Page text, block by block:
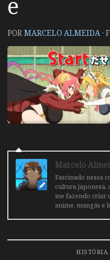
PORMARCELO ALMEIDA ·
Marcelo
Fascinado nessa
cultura japonesa,
me fazendo criar
anime, mangás e
HISTÓRIA